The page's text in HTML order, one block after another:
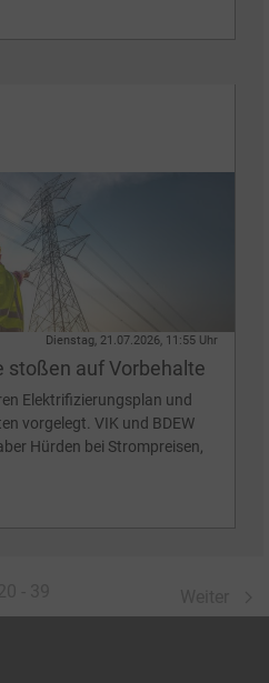
Dienstag, 21.07.2026, 11:55 Uhr
stoßen auf Vorbehalte
Elektrifizierungsplan und
vorgelegt. VIK und BDEW
Hürden bei Strompreisen,